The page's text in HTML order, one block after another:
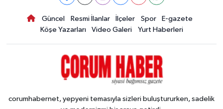
Güncel Resmi İlanlar İlçeler Spor
E-gazete
Köşe Yazarları
Video Galeri Yurt Haberleri
corumhabernet, yepyeni temasıyla sizleri buluştururken, sadelik